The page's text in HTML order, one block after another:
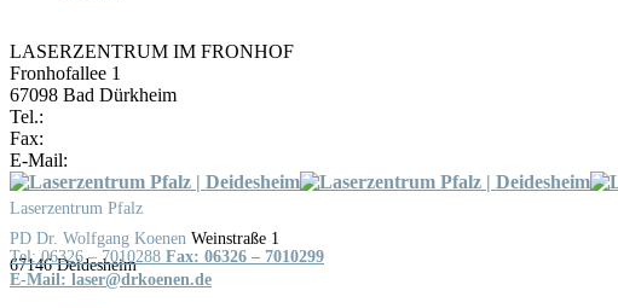
LASERZENTRUM IM FRONHOF
Fronhofallee 1
67098 Bad Dürkheim
Tel.:
Fax:
E-Mail:
Skip
to
Laserzentrum Pfalz
Weinstraße 1
Tel: 06326 – 7010288 Fax: 06326 – 7010299